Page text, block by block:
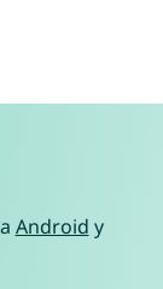
Android y